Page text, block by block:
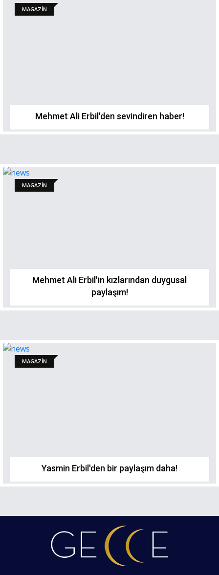
MAGAZİN
Mehmet Ali Erbil'den sevindiren haber!
MAGAZİN
Mehmet Ali Erbil'in kızlarından duygusal
paylaşım!
MAGAZİN
Yasmin Erbil'den bir paylaşım daha!